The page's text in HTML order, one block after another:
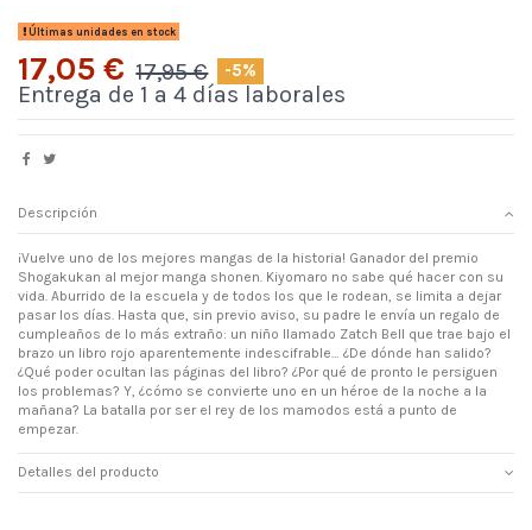
Últimas unidades en stock
17,05 € 17,95 € -5%
Entrega de 1 a 4 días laborales
Descripción
¡Vuelve uno de los mejores mangas de la historia! Ganador del premio
Shogakukan al mejor manga shonen. Kiyomaro no sabe qué hacer con su
vida. Aburrido de la escuela y de todos los que le rodean, se limita a dejar
pasar los días. Hasta que, sin previo aviso, su padre le envía un regalo de
cumpleaños de lo más extraño: un niño llamado Zatch Bell que trae bajo el
brazo un libro rojo aparentemente indescifrable… ¿De dónde han salido?
¿Qué poder ocultan las páginas del libro? ¿Por qué de pronto le persiguen
los problemas? Y, ¿cómo se convierte uno en un héroe de la noche a la
mañana? La batalla por ser el rey de los mamodos está a punto de
empezar.
Detalles del producto